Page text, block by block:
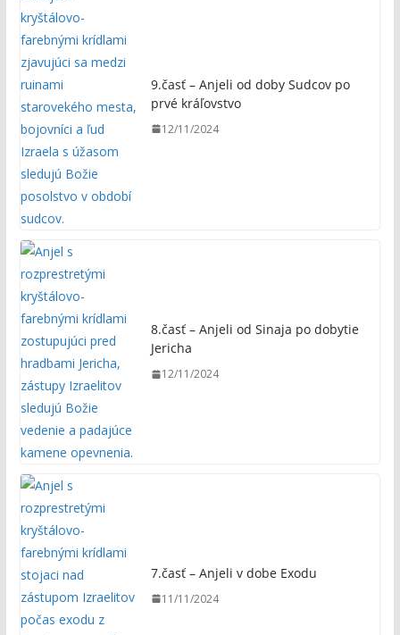
9.časť – Anjeli od doby Sudcov po
prvé kráľovstvo
12/11/2024
8.časť – Anjeli od Sinaja po dobytie
Jericha
12/11/2024
7.časť – Anjeli v dobe Exodu
11/11/2024